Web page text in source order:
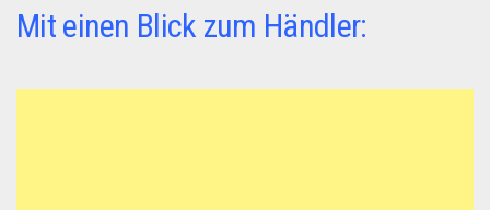
Amazon
Mit einen Blick zum Händler: